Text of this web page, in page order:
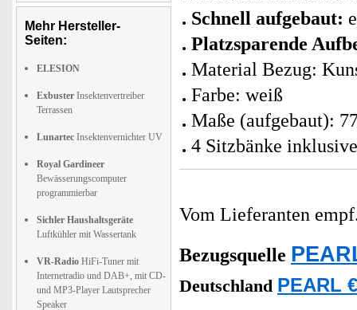
Mehr Hersteller-
Seiten:
ELESION
Exbuster Insektenvertreiber
Terrassen
Lunartec Insektenvernichter UV
Royal Gardineer
Bewässerungscomputer
programmierbar
Sichler Haushaltsgeräte
Luftkühler mit Wassertank
VR-Radio HiFi-Tuner mit
Internetradio und DAB+, mit CD-
und MP3-Player Lautsprecher
Speaker
Schnell aufgebaut:
Platzsparende
Material Bezug:
Farbe: weiß
Maße (aufgebaut):
4 Sitzbänke
Vom Lieferanten
Bezugsquelle
Deutschland PEARL